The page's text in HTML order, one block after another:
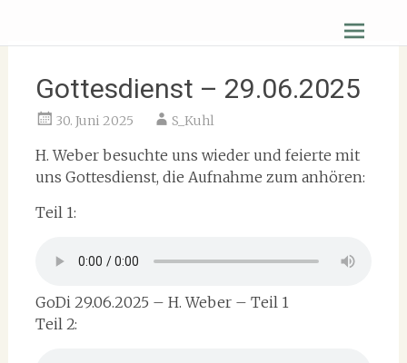
Christus Zuerst Gemeinde Hüttenberg
Gottesdienst – 29.06.2025
30. Juni 2025 S_Kuhl
H. Weber besuchte uns wieder und feierte mit
uns Gottesdienst, die Aufnahme zum anhören:
Teil 1:
GoDi 29.06.2025 – H. Weber – Teil 1
Teil 2: